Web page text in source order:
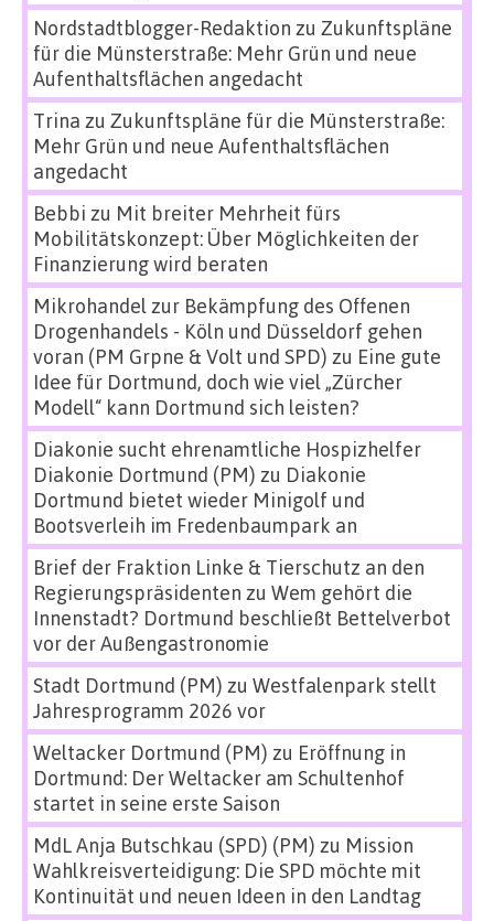
Nordstadtblogger-Redaktion zu Zukunftspläne
für die Münsterstraße: Mehr Grün und neue
Aufenthaltsflächen angedacht
Trina zu Zukunftspläne für die Münsterstraße:
Mehr Grün und neue Aufenthaltsflächen
angedacht
Bebbi zu Mit breiter Mehrheit fürs
Mobilitätskonzept: Über Möglichkeiten der
Finanzierung wird beraten
Mikrohandel zur Bekämpfung des Offenen
Drogenhandels - Köln und Düsseldorf gehen
voran (PM Grpne & Volt und SPD) zu Eine gute
Idee für Dortmund, doch wie viel „Zürcher
Modell“ kann Dortmund sich leisten?
Diakonie sucht ehrenamtliche Hospizhelfer
Diakonie Dortmund (PM) zu Diakonie
Dortmund bietet wieder Minigolf und
Bootsverleih im Fredenbaumpark an
Brief der Fraktion Linke & Tierschutz an den
Regierungspräsidenten zu Wem gehört die
Innenstadt? Dortmund beschließt Bettelverbot
vor der Außengastronomie
Stadt Dortmund (PM) zu Westfalenpark stellt
Jahresprogramm 2026 vor
Weltacker Dortmund (PM) zu Eröffnung in
Dortmund: Der Weltacker am Schultenhof
startet in seine erste Saison
MdL Anja Butschkau (SPD) (PM) zu Mission
Wahlkreisverteidigung: Die SPD möchte mit
Kontinuität und neuen Ideen in den Landtag